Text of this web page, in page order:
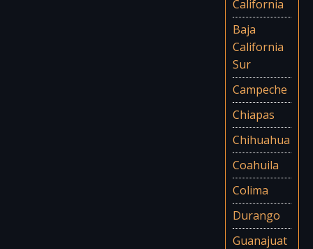
California
Baja
California
Sur
Campeche
Chiapas
Chihuahua
Coahuila
Colima
Durango
Guanajuat